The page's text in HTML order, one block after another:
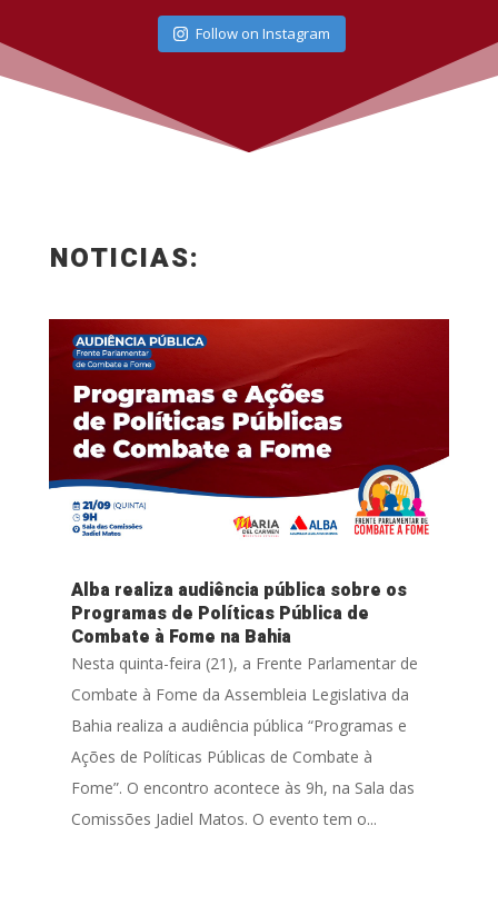
Follow on Instagram
NOTICIAS:
Alba realiza audiência pública sobre os
Programas de Políticas Pública de
Combate à Fome na Bahia
Nesta quinta-feira (21), a Frente Parlamentar de
Combate à Fome da Assembleia Legislativa da
Bahia realiza a audiência pública “Programas e
Ações de Políticas Públicas de Combate à
Fome”. O encontro acontece às 9h, na Sala das
Comissões Jadiel Matos. O evento tem o...